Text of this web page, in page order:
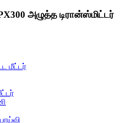
அழுத்த டிரான்ஸ்மிட்டர்
மீட்டர்